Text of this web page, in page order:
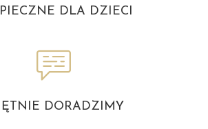
DLA DZIECI
DORADZIMY